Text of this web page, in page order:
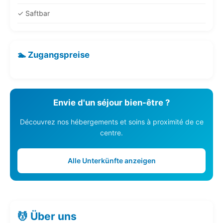
💆 Über uns
✓ Saftbar
🏊 Zugangspreise
Envie d'un séjour bien-être ?
Découvrez nos hébergements et soins à proximité de ce
centre.
Alle Unterkünfte anzeigen